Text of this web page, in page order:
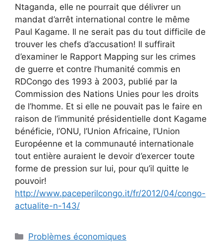
Ntaganda, elle ne pourrait que délivrer un
mandat d’arrêt international contre le même
Paul Kagame. Il ne serait pas du tout difficile de
trouver les chefs d’accusation! Il suffirait
d’examiner le Rapport Mapping sur les crimes
de guerre et contre l’humanité commis en
RDCongo des 1993 à 2003, publié par la
Commission des Nations Unies pour les droits
de l’homme. Et si elle ne pouvait pas le faire en
raison de l’immunité présidentielle dont Kagame
bénéficie, l’ONU, l’Union Africaine, l’Union
Européenne et la communauté internationale
tout entière auraient le devoir d’exercer toute
forme de pression sur lui, pour qu’il quitte le
pouvoir!
http://www.paceperilcongo.it/fr/2012/04/congo-
actualite-n-143/
Catégories
Problèmes économiques